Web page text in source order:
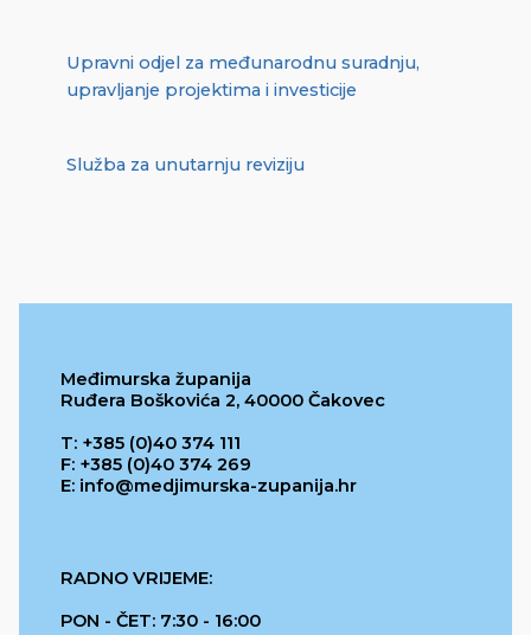
Upravni odjel za međunarodnu suradnju,
upravljanje projektima i investicije
Služba za unutarnju reviziju
Međimurska županija
Ruđera Boškovića 2, 40000 Čakovec
T: +385 (0)40 374 111
F: +385 (0)40 374 269
E: info@medjimurska-zupanija.hr
RADNO VRIJEME:
PON - ČET: 7:30 - 16:00